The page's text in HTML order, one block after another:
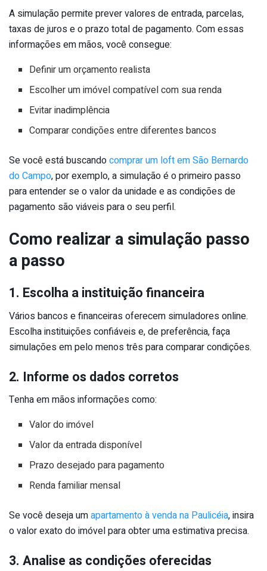
A simulação permite prever valores de entrada, parcelas,
taxas de juros e o prazo total de pagamento. Com essas
informações em mãos, você consegue:
Definir um orçamento realista
Escolher um imóvel compatível com sua renda
Evitar inadimplência
Comparar condições entre diferentes bancos
Se você está buscandocomprar um loft em São Bernardo
do Campo, por exemplo, a simulação é o primeiro passo
para entender se o valor da unidade e as condições de
pagamento são viáveis para o seu perfil.
Como realizar a simulação passo
a passo
1. Escolha a instituição financeira
Vários bancos e financeiras oferecem simuladores online.
Escolha instituições confiáveis e, de preferência, faça
simulações em pelo menos três para comparar condições.
2. Informe os dados corretos
Tenha em mãos informações como:
Valor do imóvel
Valor da entrada disponível
Prazo desejado para pagamento
Renda familiar mensal
Se você deseja umapartamento à venda na Paulicéia, insira
o valor exato do imóvel para obter uma estimativa precisa.
3. Analise as condições oferecidas